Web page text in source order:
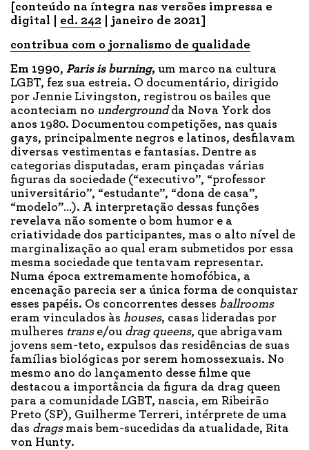
[conteúdo na íntegra nas versões impressa e
digital | ed. 242 | janeiro de 2021]
contribua com o jornalismo de qualidade
Em 1990, Paris is burning, um marco na cultura
LGBT, fez sua estreia. O documentário, dirigido
por Jennie Livingston, registrou os bailes que
aconteciam no undergroundda Nova York dos
anos 1980. Documentou competições, nas quais
gays, principalmente negros e latinos, desfilavam
diversas vestimentas e fantasias. Dentre as
categorias disputadas, eram pinçadas várias
figuras da sociedade (“executivo”, “professor
universitário”, “estudante”, “dona de casa”,
“modelo”…). A interpretação dessas funções
revelava não somente o bom humor e a
criatividade dos participantes, mas o alto nível de
marginalização ao qual eram submetidos por essa
mesma sociedade que tentavam representar.
Numa época extremamente homofóbica, a
encenação parecia ser a única forma de conquistar
esses papéis. Os concorrentes desses ballrooms
eram vinculados às houses, casas lideradas por
mulheres transe/ou drag queens, que abrigavam
jovens sem-teto, expulsos das residências de suas
famílias biológicas por serem homossexuais. No
mesmo ano do lançamento desse filme que
destacou a importância da figura da drag queen
para a comunidade LGBT, nascia, em Ribeirão
Preto (SP), Guilherme Terreri, intérprete de uma
das dragsmais bem-sucedidas da atualidade, Rita
von Hunty.